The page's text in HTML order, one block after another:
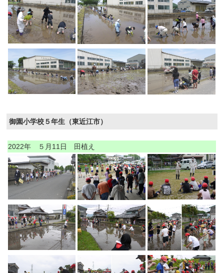
御園小学校５年生（東近江市）
2022年 ５月11日 田植え